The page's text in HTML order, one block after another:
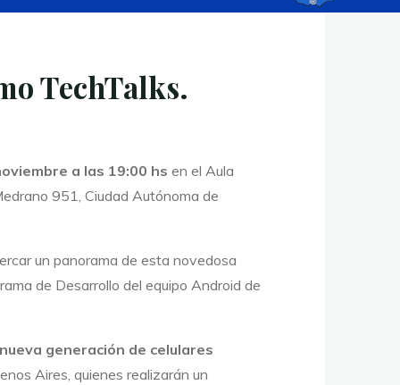
TechTalks.
a las 19:00 hs en el Aula
951, Ciudad Autónoma de
un panorama de esta novedosa
de Desarrollo del equipo Android de
generación de celulares
Aires, quienes realizarán un